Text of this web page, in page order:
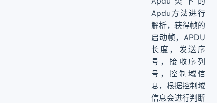
Apdu方法进行
解析，获得帧的
启动帧，APDU
长度，发送序
号，接收序列
号，控制域信
息，根据控制域
信息会进行判断